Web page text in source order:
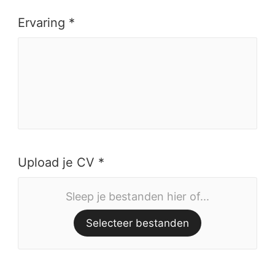
Ervaring *
Upload je CV *
Sleep je bestanden hier of...
Selecteer bestanden